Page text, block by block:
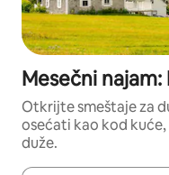
Mesečni
Otkrijte smeštaje za
osećati kao kod
duže.